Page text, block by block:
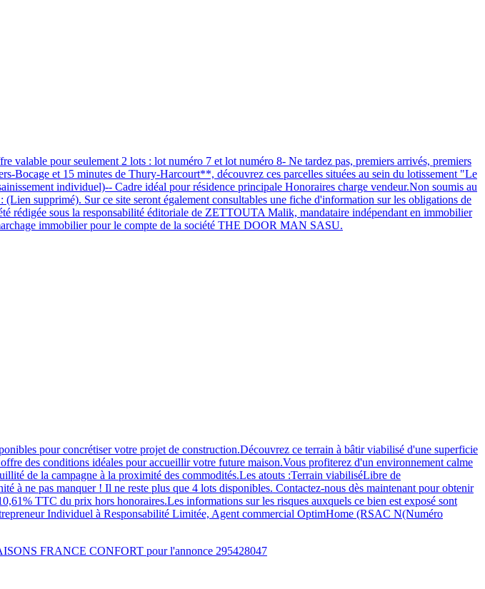
pour seulement 2 lots : lot numéro 7 et lot numéro 8- Ne tardez pas, premiers arrivés, premiers
Bocage et 15 minutes de Thury-Harcourt**, découvrez ces parcelles situées au sein du lotissement "Le
individuel)-- Cadre idéal pour résidence principale Honoraires charge vendeur.Non soumis au
supprimé). Sur ce site seront également consultables une fiche d'information sur les obligations de
rédigée sous la responsabilité éditoriale de ZETTOUTA Malik, mandataire indépendant en immobilier
immobilier pour le compte de la société THE DOOR MAN SASU.
pour concrétiser votre projet de construction.Découvrez ce terrain à bâtir viabilisé d'une superficie
des conditions idéales pour accueillir votre future maison.Vous profiterez d'un environnement calme
de la campagne à la proximité des commodités.Les atouts :Terrain viabiliséLibre de
à ne pas manquer ! Il ne reste plus que 4 lots disponibles. Contactez-nous dès maintenant pour obtenir
TTC du prix hors honoraires.Les informations sur les risques auxquels ce bien est exposé sont
Individuel à Responsabilité Limitée, Agent commercial OptimHome (RSAC N(Numéro